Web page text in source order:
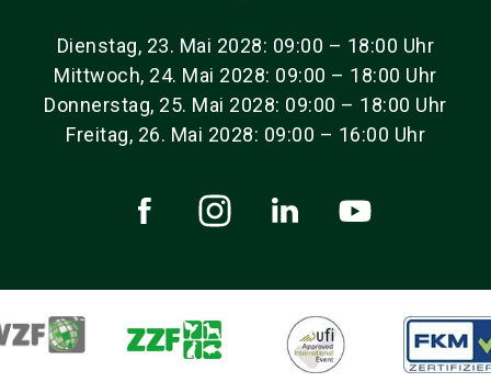
Dienstag, 23. Mai 2028: 09:00 – 18:00 Uhr
Mittwoch, 24. Mai 2028: 09:00 – 18:00 Uhr
Donnerstag, 25. Mai 2028: 09:00 – 18:00 Uhr
Freitag, 26. Mai 2028: 09:00 – 16:00 Uhr